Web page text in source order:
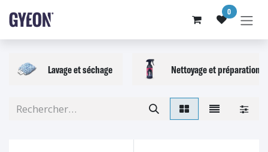
0
Lavage et séchage Nettoyage et préparation